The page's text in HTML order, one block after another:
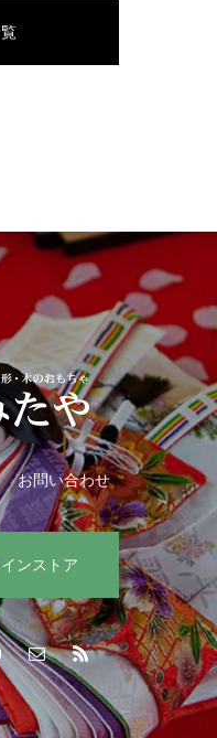
お問い合わせ
ンストア